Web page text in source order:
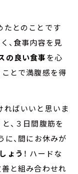
たとのことです
、食事内容を見
の良い食事を心
ことで満腹感を得
ればいいと思いま
、３日間腹筋を
に、間にお休みが
ょう ！ ハードな
善と組み合わせれ